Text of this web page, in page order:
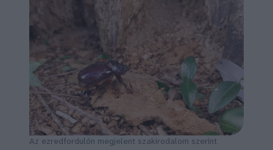
Az ezredfordulón megjelent szakirodalom szerint